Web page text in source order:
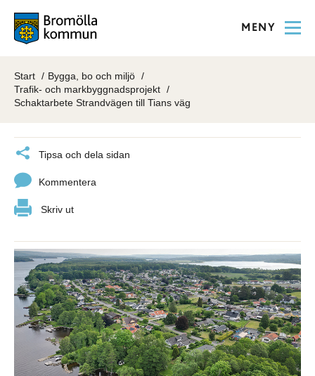
MENY
Start
Bygga, bo och miljö
Trafik- och markbyggnadsprojekt
Schaktarbete Strandvägen till Tians väg
Tipsa och dela sidan
Kommentera
Skriv ut